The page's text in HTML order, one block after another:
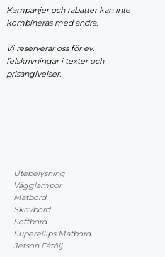
Kampanjer och rabatter kan inte
kombineras med andra.
Vi reserverar oss för ev.
felskrivningar i texter och
prisangivelser.
Utebelysning
Vägglampor
Matbord
Skrivbord
Soffbord
Superellips Matbord
Jetson Fåtölj